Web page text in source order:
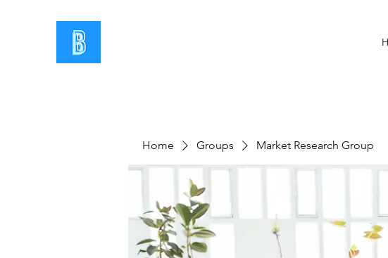
Home Groups Market Research Group